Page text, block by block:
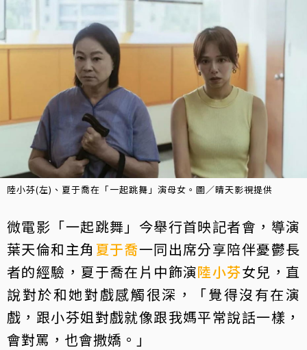
陸小芬(左)、夏于喬在「一起跳舞」演母女。圖／晴天影視提供
微電影「一起跳舞」今舉行首映記者會，導演
葉天倫和主角 夏于喬一同出席分享陪伴憂鬱長
者的經驗，夏于喬在片中飾演陸小芬女兒，直
說對於和她對戲感觸很深，「覺得沒有在演
戲，跟小芬姐對戲就像跟我媽平常說話一樣，
會對罵，也會撒嬌。」